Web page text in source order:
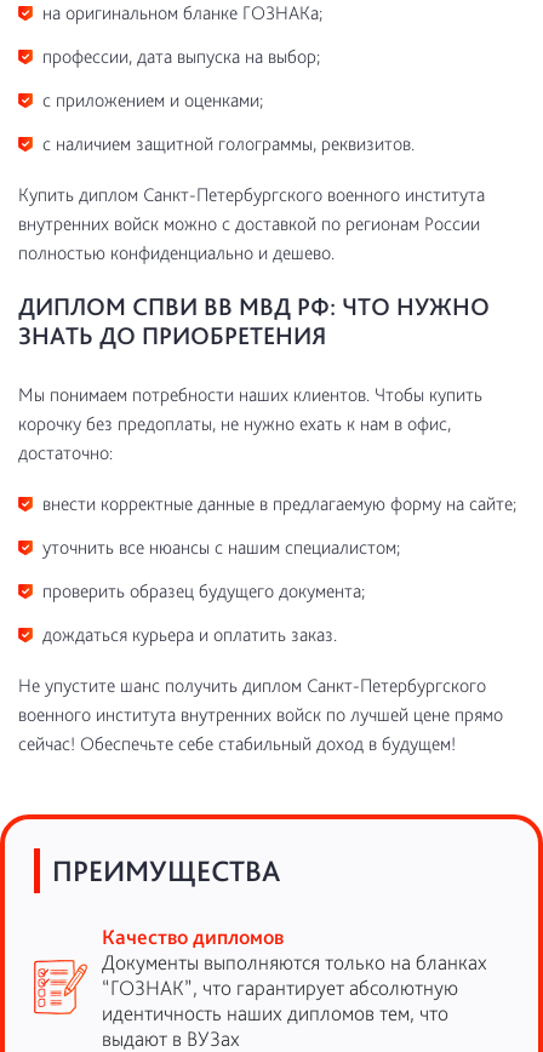
на оригинальном бланке ГОЗНАКа;
профессии, дата выпуска на выбор;
с приложением и оценками;
с наличием защитной голограммы, реквизитов.
Купить диплом Санкт-Петербургского военного института
внутренних войск можно с доставкой по регионам России
полностью конфиденциально и дешево.
ДИПЛОМ СПВИ ВВ МВД РФ: ЧТО НУЖНО
ЗНАТЬ ДО ПРИОБРЕТЕНИЯ
Мы понимаем потребности наших клиентов. Чтобы купить
корочку без предоплаты, не нужно ехать к нам в офис,
достаточно:
внести корректные данные в предлагаемую форму на сайте;
уточнить все нюансы с нашим специалистом;
проверить образец будущего документа;
дождаться курьера и оплатить заказ.
Не упустите шанс получить диплом Санкт-Петербургского
военного института внутренних войск по лучшей цене прямо
сейчас! Обеспечьте себе стабильный доход в будущем!
ПРЕИМУЩЕСТВА
Качество дипломов
Документы выполняются только на бланках
“ГОЗНАК”, что гарантирует абсолютную
идентичность наших дипломов тем, что
выдают в ВУЗах